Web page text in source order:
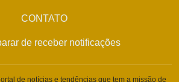
CONTATO
de receber notificações
de notícias e tendências que tem a missão de